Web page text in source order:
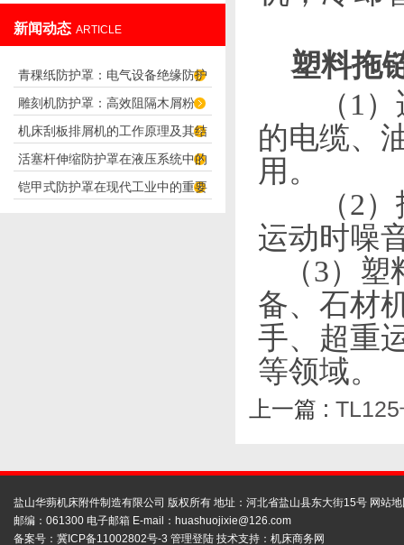
新闻动态 ARTICLE
青稞纸防护罩：电气设备绝缘防护
专用方案
雕刻机防护罩：高效阻隔木屑粉
尘，守护设备精度与安全
机床刮板排屑机的工作原理及其结
构分析
活塞杆伸缩防护罩在液压系统中的
应用
铠甲式防护罩在现代工业中的重要
塑料拖
（ 1
的电缆、
用。
（2
运动时噪
（3）塑
备、石材
手、超重
等领域。
上一篇 :
盐山华蒴机床附件制造有限公司 版权所有 地址：河北省盐山县东大街15号 网站
邮编：061300 电子邮箱 E-mail： huashuojixie@126.com
备案号： 冀ICP备11002802号-3 管理登陆 技术支持： 机床商务网